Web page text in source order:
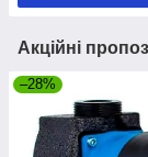
Акційні
–28%